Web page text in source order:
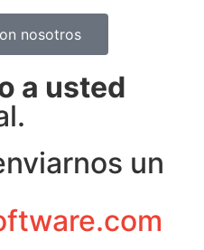
nosotros
a usted
un